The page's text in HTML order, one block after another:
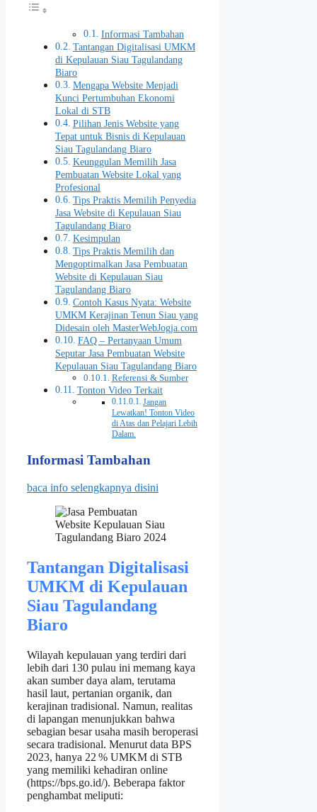
Informasi Tambahan
Tantangan Digitalisasi UMKM
di Kepulauan Siau Tagulandang
Biaro
Mengapa Website Menjadi
Kunci Pertumbuhan Ekonomi
Lokal di STB
Pilihan Jenis Website yang
Tepat untuk Bisnis di Kepulauan
Siau Tagulandang Biaro
Keunggulan Memilih Jasa
Pembuatan Website Lokal yang
Profesional
Tips Praktis Memilih Penyedia
Jasa Website di Kepulauan Siau
Tagulandang Biaro
Kesimpulan
Tips Praktis Memilih dan
Mengoptimalkan Jasa Pembuatan
Website di Kepulauan Siau
Tagulandang Biaro
Contoh Kasus Nyata: Website
UMKM Kerajinan Tenun Siau yang
Didesain oleh MasterWebJogja.com
FAQ – Pertanyaan Umum
Seputar Jasa Pembuatan Website
Kepulauan Siau Tagulandang Biaro
Referensi & Sumber
Tonton Video Terkait
Jangan
Lewatkan! Tonton Video
di Atas dan Pelajari Lebih
Dalam.
Informasi Tambahan
baca info selengkapnya disini
Tantangan Digitalisasi
UMKM di Kepulauan
Siau Tagulandang
Biaro
Wilayah kepulauan yang terdiri dari
lebih dari 130 pulau ini memang kaya
akan sumber daya alam, terutama
hasil laut, pertanian organik, dan
kerajinan tradisional. Namun, realitas
di lapangan menunjukkan bahwa
sebagian besar usaha masih beroperasi
secara tradisional. Menurut data BPS
2023, hanya 22 % UMKM di STB
yang memiliki kehadiran online
(https://bps.go.id/). Beberapa faktor
penghambat meliputi: